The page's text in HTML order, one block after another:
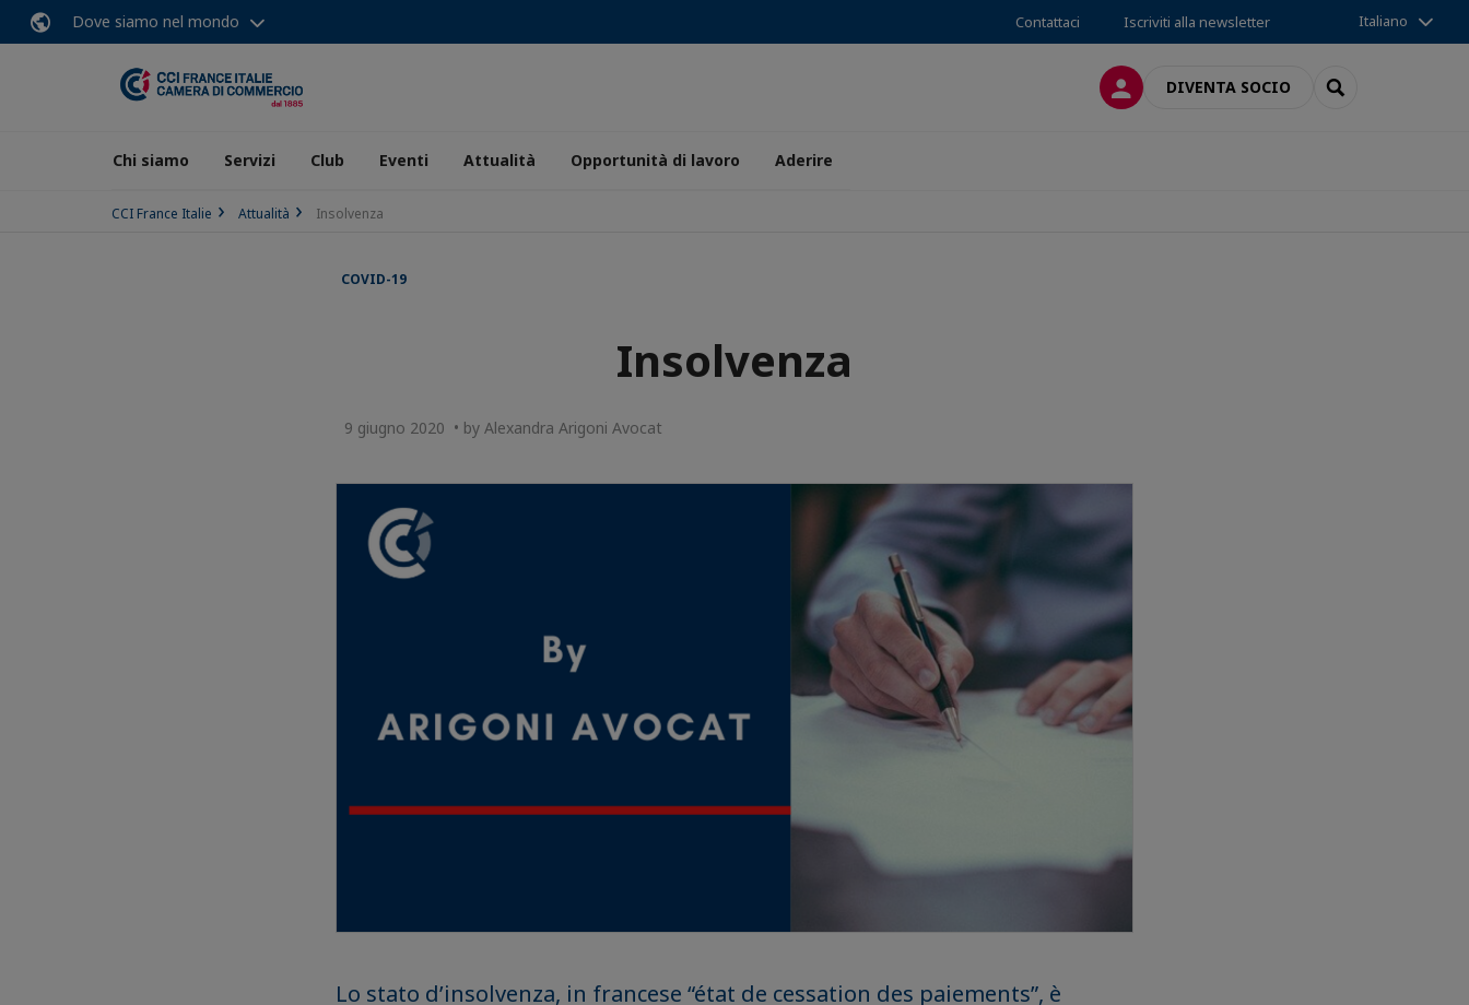
Dove siamo nel mondo Contattaci Iscriviti alla newsletter Italiano
LOG INDIVENTA SOCIO SEARCH
Chi siamo Servizi Club Eventi Attualità Opportunità di lavoro Aderire
CCI France Italie Attualità Insolvenza
COVID-19
Insolvenza
9 giugno 2020 • by Alexandra Arigoni Avocat
Lo stato d’insolvenza, in francese “état de cessation des paiements”, è